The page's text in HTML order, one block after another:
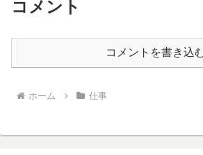
コメント
コメントを書き込
ホーム 仕事